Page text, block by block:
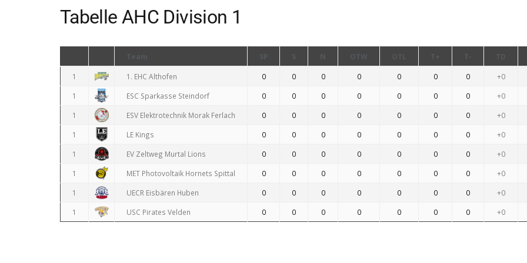
Tabelle AHC Division 1
Team SP S N OTW OTL T+ T- TD
1 1. EHC Althofen 0 0 0 0 0 0 0 +0
1 ESC Sparkasse Steindorf 0 0 0 0 0 0 0 +0
1 ESV Elektrotechnik Morak Ferlach 0 0 0 0 0 0 0 +0
1 LE Kings 0 0 0 0 0 0 0 +0
1 EV Zeltweg Murtal Lions 0 0 0 0 0 0 0 +0
1 MET Photovoltaik Hornets Spittal 0 0 0 0 0 0 0 +0
1 UECR Eisbären Huben 0 0 0 0 0 0 0 +0
1 USC Pirates Velden 0 0 0 0 0 0 0 +0